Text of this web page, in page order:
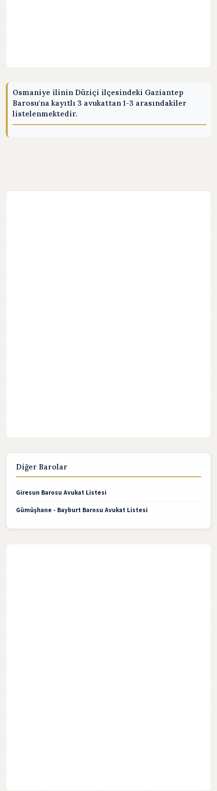
Osmaniye ilinin Düziçi ilçesindeki Gaziantep
Barosu'na kayıtlı 3 avukattan 1-3 arasındakiler
listelenmektedir.
Diğer Barolar
Giresun Barosu Avukat Listesi
Gümüşhane - Bayburt Barosu Avukat Listesi